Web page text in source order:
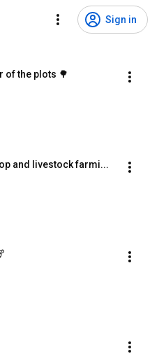
Sign in
of the plots 🌳
and livestock farmi...